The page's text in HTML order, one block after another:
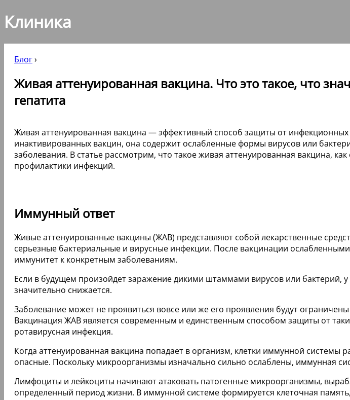
Клиника
Блог›
Живая аттенуированная вакцина. Что это такое, что
гепатита
Живая аттенуированная вакцина — эффективный способ защиты от инфекционных
инактивированных вакцин, она содержит ослабленные формы вирусов или
заболевания. В статье рассмотрим, что такое живая аттенуированная вакцина,
профилактики инфекций.
Иммунный ответ
Живые аттенуированные вакцины (ЖАВ) представляют собой лекарственные
серьезные бактериальные и вирусные инфекции. После вакцинации
иммунитет к конкретным заболеваниям.
Если в будущем произойдет заражение дикими штаммами вирусов или бактерий,
значительно снижается.
Заболевание может не проявиться вовсе или же его проявления будут
Вакцинация ЖАВ является современным и единственным способом защиты от
ротавирусная инфекция.
Когда аттенуированная вакцина попадает в организм, клетки иммунной
опасные. Поскольку микроорганизмы изначально сильно ослаблены, иммунная
Лимфоциты и лейкоциты начинают атаковать патогенные микроорганизмы,
определенный период жизни. В иммунной системе формируется клеточная